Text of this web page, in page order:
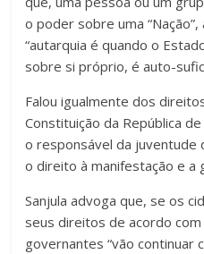
o poder sobre uma
“autarquia é quando o
sobre si próprio, é auto-
Falou igualmente dos
Constituição da República
o responsável da juventude
o direito à manifestação e a
Sanjula advoga que, se os
seus direitos de acordo
governantes “vão continuar